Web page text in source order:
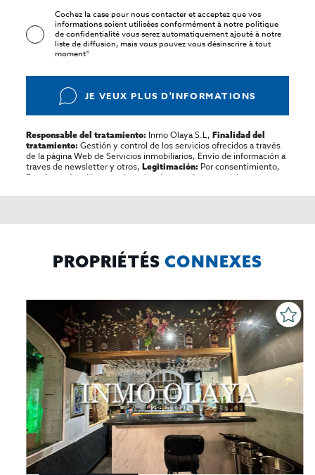
Cochez la case pour nous contacter et acceptez que vos
informations soient utilisées conformément à notrepolitique
de confidentialitévous serez automatiquement ajouté à notre
liste de diffusion, mais vous pouvez vous désinscrire à tout
moment*
JE VEUX PLUS D'INFORMATIONS
Responsable del tratamiento: Inmo Olaya S.L,Finalidad del
tratamiento: Gestión y control de los servicios ofrecidos a través
de la página Web de Servicios inmobiliarios, Envío de información a
traves de newsletter y otros,Legitimación: Por consentimiento,
Destinatarios:
No se cederan los datos, salvo para elaborar
rectificar y suprimir los datos, solicitar la portabilidad de los
PROPRIÉTÉS CONNEXES